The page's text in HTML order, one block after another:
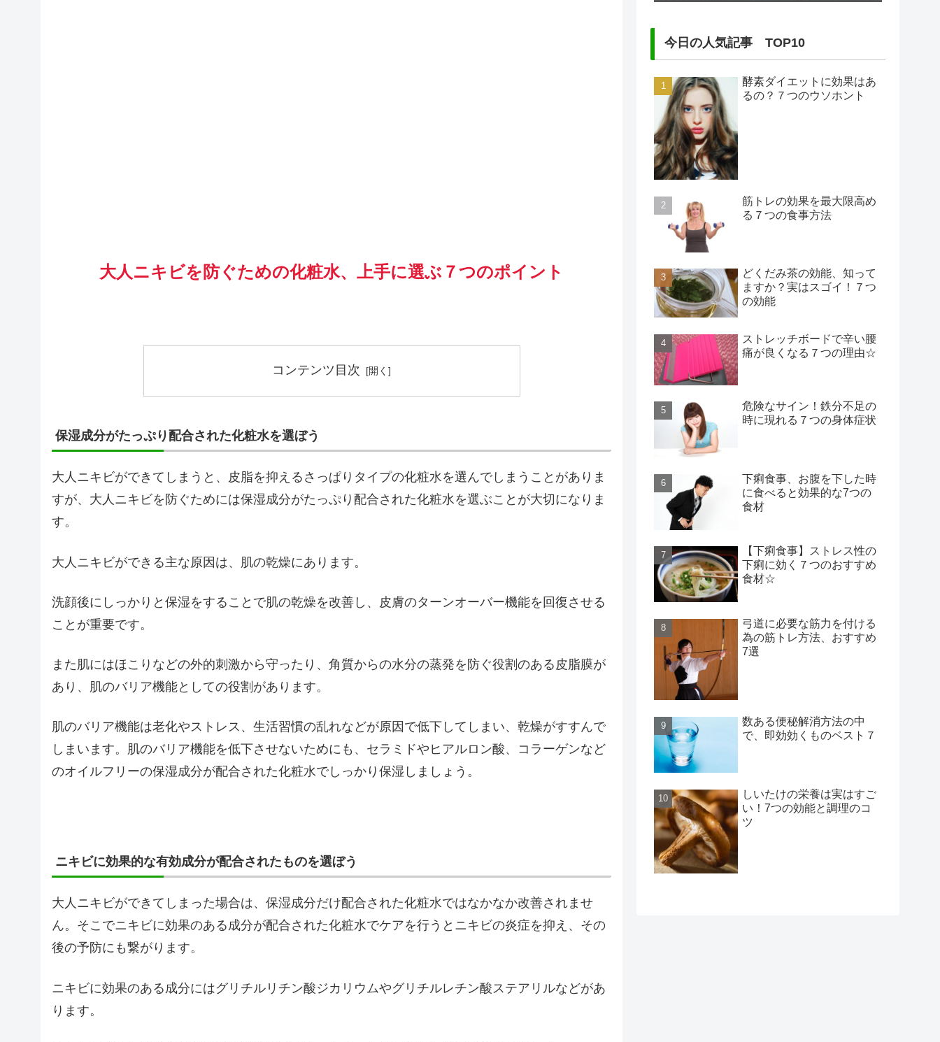
大人ニキビを防ぐための化粧水、上手に選ぶ７つのポイント
コンテンツ目次
保湿成分がたっぷり配合された化粧水を選ぼう
大人ニキビができてしまうと、皮脂を抑えるさっぱりタイプの化粧水を選んでしまうことがありま
すが、大人ニキビを防ぐためには保湿成分がたっぷり配合された化粧水を選ぶことが大切になりま
す。
大人ニキビができる主な原因は、肌の乾燥にあります。
洗顔後にしっかりと保湿をすることで肌の乾燥を改善し、皮膚のターンオーバー機能を回復させる
ことが重要です。
また肌にはほこりなどの外的刺激から守ったり、角質からの水分の蒸発を防ぐ役割のある皮脂膜が
あり、肌のバリア機能としての役割があります。
肌のバリア機能は老化やストレス、生活習慣の乱れなどが原因で低下してしまい、乾燥がすすんで
しまいます。肌のバリア機能を低下させないためにも、セラミドやヒアルロン酸、コラーゲンなど
のオイルフリーの保湿成分が配合された化粧水でしっかり保湿しましょう。
ニキビに効果的な有効成分が配合されたものを選ぼう
大人ニキビができてしまった場合は、保湿成分だけ配合された化粧水ではなかなか改善されませ
ん。そこでニキビに効果のある成分が配合された化粧水でケアを行うとニキビの炎症を抑え、その
後の予防にも繋がります。
ニキビに効果のある成分にはグリチルリチン酸ジカリウムやグリチルレチン酸ステアリルなどがあ
ります。
今日の人気記事 TOP10
酵素ダイエットに効果はあ
るの？７つのウソホント
筋トレの効果を最大限高め
る７つの食事方法
どくだみ茶の効能、知って
ますか？実はスゴイ！７つ
の効能
ストレッチボードで辛い腰
痛が良くなる７つの理由☆
危険なサイン！鉄分不足の
時に現れる７つの身体症状
下痢食事、お腹を下した時
に食べると効果的な7つの
食材
【下痢食事】ストレス性の
下痢に効く７つのおすすめ
食材☆
弓道に必要な筋力を付ける
為の筋トレ方法、おすすめ
7選
数ある便秘解消方法の中
で、即効効くものベスト７
しいたけの栄養は実はすご
い！7つの効能と調理のコ
ツ